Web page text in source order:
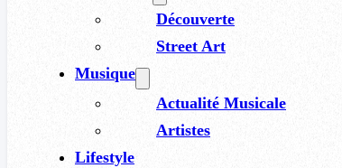
Découverte
Street Art
Musique
Actualité Musicale
Artistes
Lifestyle